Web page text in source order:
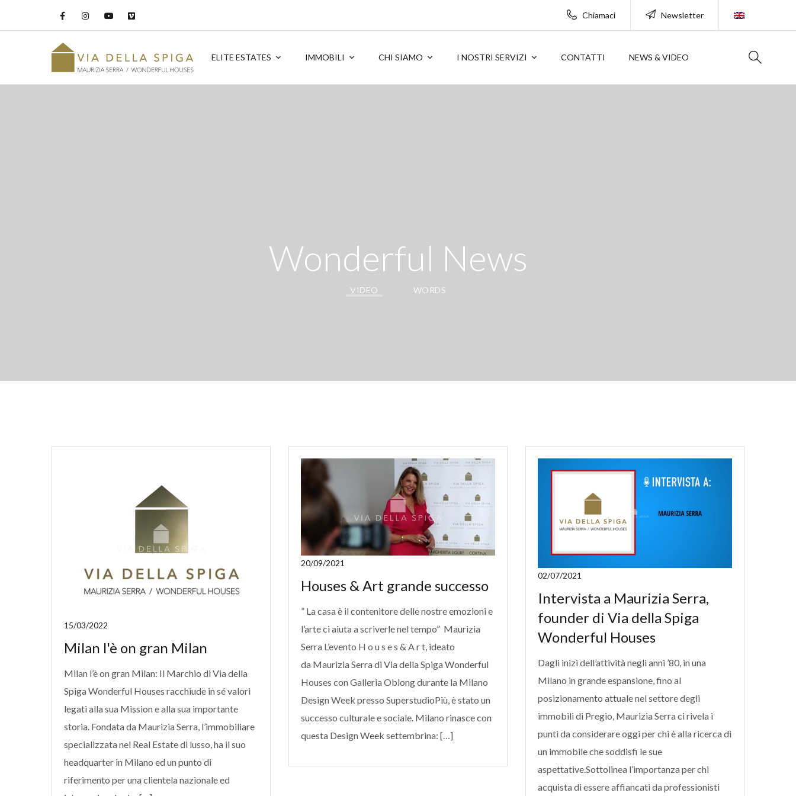
Chiamaci Newsletter
ELITE ESTATES IMMOBILI CHI SIAMO I NOSTRI SERVIZI CONTATTI NEWS & VIDEO
Wonderful News
VIDEO WORDS
15/03/2022
Milan l'è on gran Milan
Milan l’è on gran Milan: Il Marchio di Via della
Spiga Wonderful Houses racchiude in sé valori
legati alla sua Mission e alla sua importante
storia. Fondata da Maurizia Serra, l’immobiliare
specializzata nel Real Estate di lusso, ha il suo
headquarter in Milano ed un punto di
riferimento per una clientela nazionale ed
20/09/2021
Houses & Art grande successo
” La casa è il contenitore delle nostre emozioni e
l’arte ci aiuta a scriverle nel tempo” Maurizia
Serra L’evento H o u s e s & A r t, ideato
da Maurizia Serra di Via della Spiga Wonderful
Houses con Galleria Oblong durante la Milano
Design Week presso SuperstudioPiù, è stato un
successo culturale e sociale. Milano rinasce con
questa Design Week settembrina: […]
02/07/2021
Intervista a Maurizia Serra,
founder di Via della Spiga
Wonderful Houses
Dagli inizi dell’attività negli anni ’80, in una
Milano in grande espansione, fino al
posizionamento attuale nel settore degli
immobili di Pregio, Maurizia Serra ci rivela i
punti da considerare oggi per chi è alla ricerca di
un immobile che soddisfi le sue
aspettative.Sottolinea l’importanza per chi
acquista di essere affiancati da professionisti